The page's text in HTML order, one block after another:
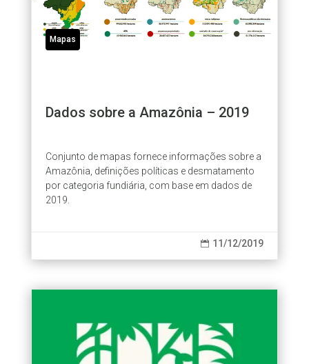
Mapas
Dados sobre a Amazônia – 2019
Conjunto de mapas fornece informações sobre a
Amazônia, definições políticas e desmatamento
por categoria fundiária, com base em dados de
2019.
 11/12/2019